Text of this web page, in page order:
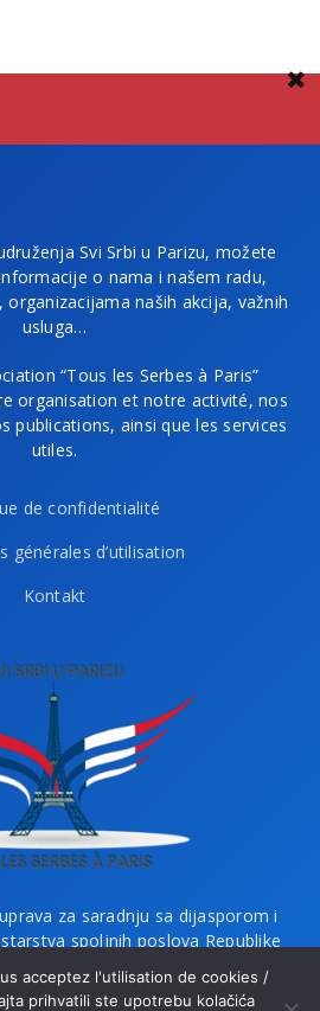
Svi Srbi u Parizu, možete
o nama i našem radu,
naših akcija, važnih
usluga…
“Tous les Serbes à Paris”
organisation et notre activité, nos
publications, ainsi que les services
utiles.
de confidentialité
générales d’utilisation
Kontakt
za saradnju sa dijasporom i
spoljnih poslova Republike
portfelja zaduženo za dijasporu.
acceptez l'utilisation de cookies /
prihvatili ste upotrebu kolačića